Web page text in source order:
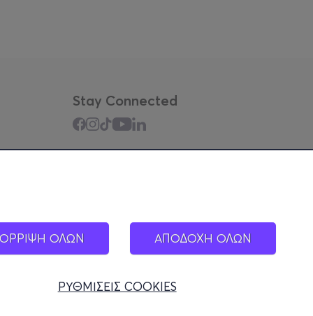
ΟΛΩΝ ΑΠΟΔΟΧΗ ΟΛΩΝ
ΡΥΘΜΙΣΕΙΣ COOKIES
Stay Connected